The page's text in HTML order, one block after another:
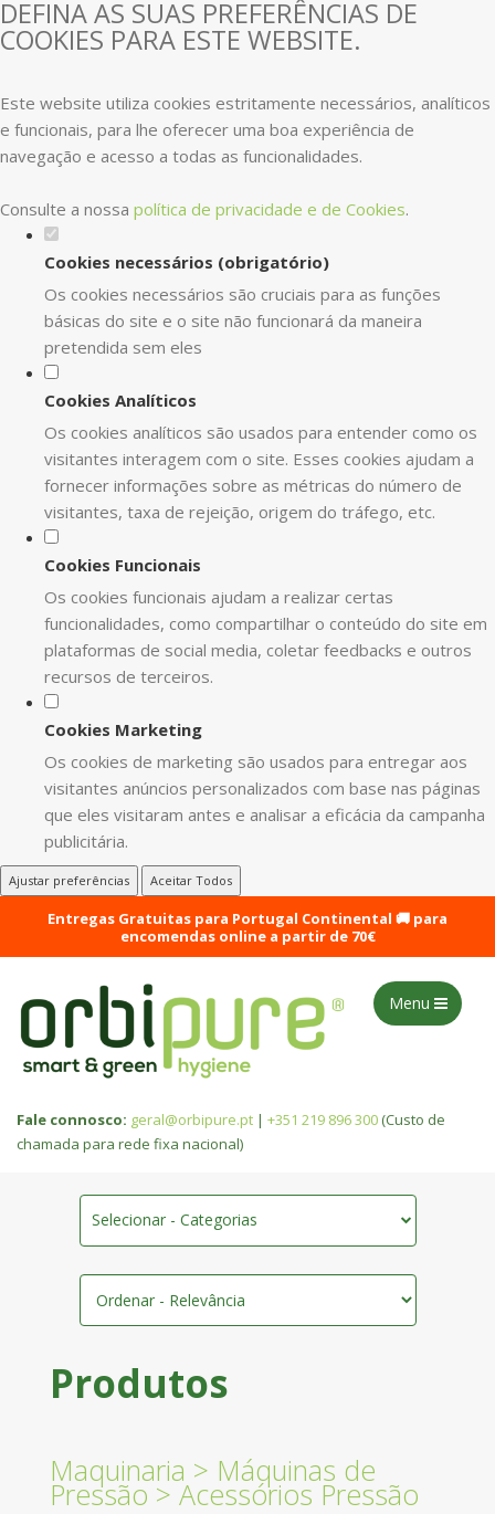
DEFINA AS SUAS PREFERÊNCIAS DE
COOKIES PARA ESTE WEBSITE.
Este website utiliza cookies estritamente necessários, analíticos
e funcionais, para lhe oferecer uma boa experiência de
navegação e acesso a todas as funcionalidades.
Consulte a nossa política de privacidade e de Cookies.
Cookies necessários (obrigatório)
Os cookies necessários são cruciais para as funções
básicas do site e o site não funcionará da maneira
pretendida sem eles
Cookies Analíticos
Os cookies analíticos são usados para entender como os
visitantes interagem com o site. Esses cookies ajudam a
fornecer informações sobre as métricas do número de
visitantes, taxa de rejeição, origem do tráfego, etc.
Cookies Funcionais
Os cookies funcionais ajudam a realizar certas
funcionalidades, como compartilhar o conteúdo do site em
plataformas de social media, coletar feedbacks e outros
recursos de terceiros.
Cookies Marketing
Os cookies de marketing são usados para entregar aos
visitantes anúncios personalizados com base nas páginas
que eles visitaram antes e analisar a eficácia da campanha
publicitária.
Ajustar preferências Aceitar Todos
Entregas Gratuitas para Portugal Continental 🚚 para
encomendas online a partir de 70€
Menu
Fale connosco: geral@orbipure.pt | +351 219 896 300 (Custo de
chamada para rede fixa nacional)
Selecionar - Categorias
Produtos
Maquinaria > Máquinas de
Pressão>Acessórios Pressão